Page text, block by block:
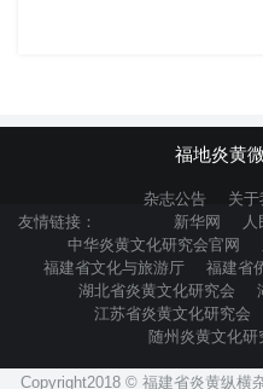
福地炎黄
杂志公告 关
友情链接：
新华网 人
中华炎黄文化研究会官网
福建省文化与旅游厅
福建省
湖北省炎黄文化研究会
江苏省炎黄文化研究会
随州炎黄文化研
Copyright2018 © 福建省炎黄纵横